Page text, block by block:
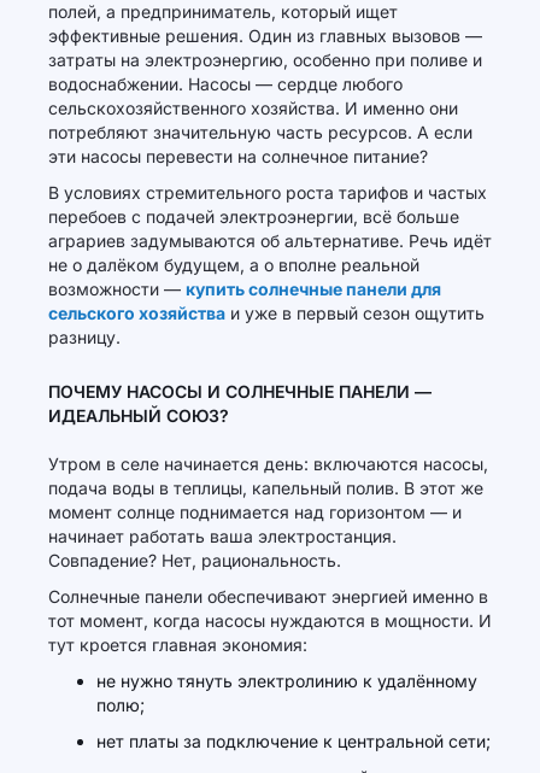
полей, а предприниматель, который ищет
эффективные решения. Один из главных вызовов —
затраты на электроэнергию, особенно при поливе и
водоснабжении. Насосы — сердце любого
сельскохозяйственного хозяйства. И именно они
потребляют значительную часть ресурсов. А если
эти насосы перевести на солнечное питание?
В условиях стремительного роста тарифов и частых
перебоев с подачей электроэнергии, всё больше
аграриев задумываются об альтернативе. Речь идёт
не о далёком будущем, а о вполне реальной
возможности — купить солнечные панели для
сельского хозяйства и уже в первый сезон ощутить
разницу.
ПОЧЕМУ НАСОСЫ И СОЛНЕЧНЫЕ ПАНЕЛИ —
ИДЕАЛЬНЫЙ СОЮЗ?
Утром в селе начинается день: включаются насосы,
подача воды в теплицы, капельный полив. В этот же
момент солнце поднимается над горизонтом — и
начинает работать ваша электростанция.
Совпадение? Нет, рациональность.
Солнечные панели обеспечивают энергией именно в
тот момент, когда насосы нуждаются в мощности. И
тут кроется главная экономия:
не нужно тянуть электролинию к удалённому
полю;
нет платы за подключение к центральной сети;